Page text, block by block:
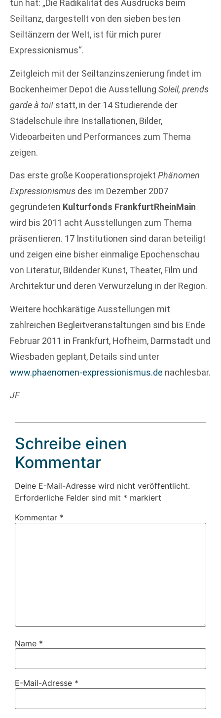
tun hat: „Die Radikalität des Ausdrucks beim
Seiltanz, dargestellt von den sieben besten
Seiltänzern der Welt, ist für mich purer
Expressionismus“.
Zeitgleich mit der Seiltanzinszenierung findet im
Bockenheimer Depot die Ausstellung Soleil, prends
garde à toi! statt, in der 14 Studierende der
Städelschule ihre Installationen, Bilder,
Videoarbeiten und Performances zum Thema
zeigen.
Das erste große Kooperationsprojekt Phänomen
Expressionismus des im Dezember 2007
gegründeten Kulturfonds FrankfurtRheinMain
wird bis 2011 acht Ausstellungen zum Thema
präsentieren. 17 Institutionen sind daran beteiligt
und zeigen eine bisher einmalige Epochenschau
von Literatur, Bildender Kunst, Theater, Film und
Architektur und deren Verwurzelung in der Region.
Weitere hochkarätige Ausstellungen mit
zahlreichen Begleitveranstaltungen sind bis Ende
Februar 2011 in Frankfurt, Hofheim, Darmstadt und
Wiesbaden geplant, Details sind unter
www.phaenomen-expressionismus.de nachlesbar.
JF
Schreibe einen
Kommentar
Deine E-Mail-Adresse wird nicht veröffentlicht.
Erforderliche Felder sind mit * markiert
Kommentar *
Name *
E-Mail-Adresse *